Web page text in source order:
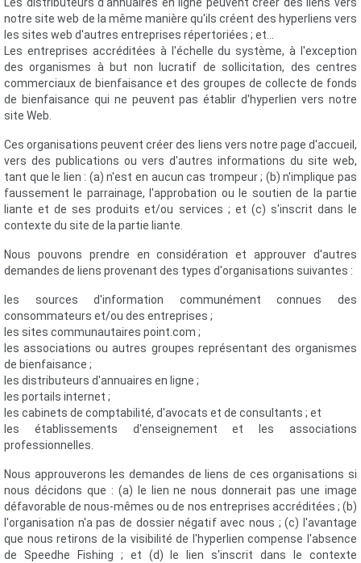
notre site web de la même manière qu'ils créent des hyperliens vers
les sites web d'autres entreprises répertoriées ; et...
Les entreprises accréditées à l'échelle du système, à l'exception
des organismes à but non lucratif de sollicitation, des centres
commerciaux de bienfaisance et des groupes de collecte de fonds
de bienfaisance qui ne peuvent pas établir d'hyperlien vers notre
site Web.
Ces organisations peuvent créer des liens vers notre page d'accueil,
vers des publications ou vers d'autres informations du site web,
tant que le lien : (a) n'est en aucun cas trompeur ; (b) n'implique pas
faussement le parrainage, l'approbation ou le soutien de la partie
liante et de ses produits et/ou services ; et (c) s'inscrit dans le
contexte du site de la partie liante.
Nous pouvons prendre en considération et approuver d'autres
demandes de liens provenant des types d'organisations suivantes :
les sources d'information communément connues des
consommateurs et/ou des entreprises ;
les sites communautaires point.com ;
les associations ou autres groupes représentant des organismes
de bienfaisance ;
les distributeurs d'annuaires en ligne ;
les portails internet ;
les cabinets de comptabilité, d'avocats et de consultants ; et
les établissements d'enseignement et les associations
professionnelles.
Nous approuverons les demandes de liens de ces organisations si
nous décidons que : (a) le lien ne nous donnerait pas une image
défavorable de nous-mêmes ou de nos entreprises accréditées ; (b)
l'organisation n'a pas de dossier négatif avec nous ; (c) l'avantage
que nous retirons de la visibilité de l'hyperlien compense l'absence
de Speedhe Fishing ; et (d) le lien s'inscrit dans le contexte